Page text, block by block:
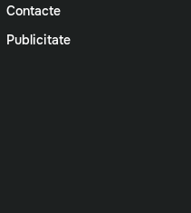
Contacte
Publicitate